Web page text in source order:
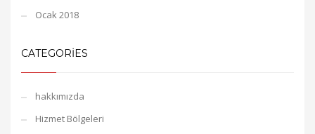
Ocak 2018
CATEGORIES
hakkımızda
Hizmet Bölgeleri